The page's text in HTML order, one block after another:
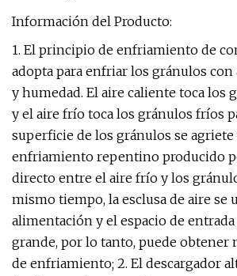
Información del Producto:
1. El principio de enfriamiento de
adopta para enfriar los gránulos
y humedad. El aire caliente toca los
y el aire frío toca los gránulos fríos
superficie de los gránulos se
enfriamiento repentino producido
directo entre el aire frío y los
mismo tiempo, la esclusa de aire se
alimentación y el espacio de entrada
grande, por lo tanto, puede obtener
de enfriamiento; 2. El descargador